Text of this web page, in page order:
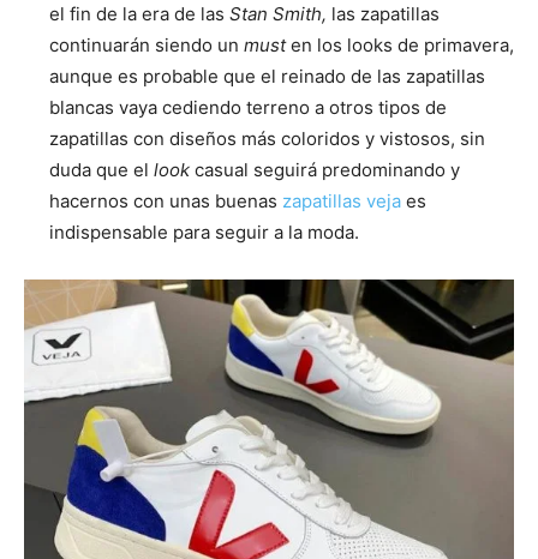
el fin de la era de las Stan Smith, las zapatillas
continuarán siendo un musten los looks de primavera,
aunque es probable que el reinado de las zapatillas
blancas vaya cediendo terreno a otros tipos de
zapatillas con diseños más coloridos y vistosos, sin
duda que el look casual seguirá predominando y
hacernos con unas buenas zapatillas veja es
indispensable para seguir a la moda.